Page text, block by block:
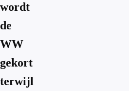
wordt
de
WW
gekort
terwijl